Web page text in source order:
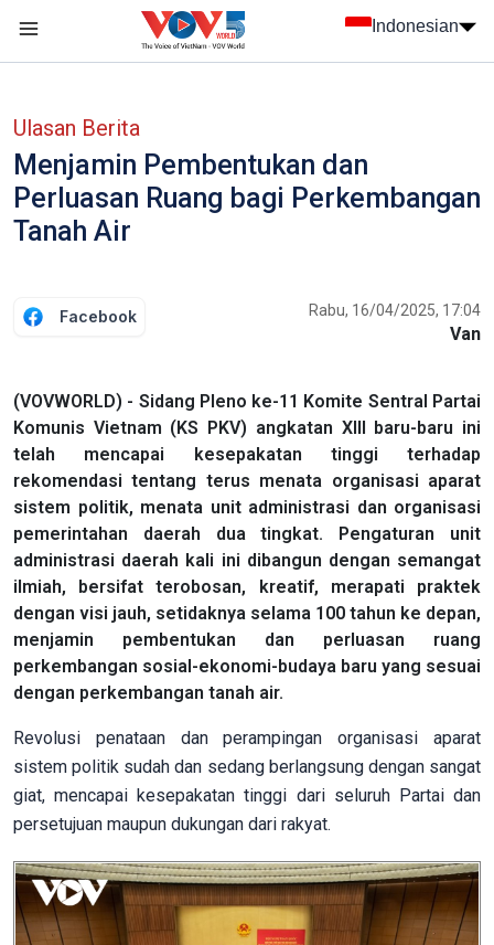
Indonesian
Ulasan Berita
Menjamin Pembentukan dan
Perluasan Ruang bagi Perkembangan
Tanah Air
Facebook Rabu, 16/04/2025, 17:04
Van
(VOVWORLD) - Sidang Pleno ke-11 Komite Sentral Partai
Komunis Vietnam (KS PKV) angkatan XIII baru-baru ini
telah mencapai kesepakatan tinggi terhadap
rekomendasi tentang terus menata organisasi aparat
sistem politik, menata unit administrasi dan organisasi
pemerintahan daerah dua tingkat. Pengaturan unit
administrasi daerah kali ini dibangun dengan semangat
ilmiah, bersifat terobosan, kreatif, merapati praktek
dengan visi jauh, setidaknya selama 100 tahun ke depan,
menjamin pembentukan dan perluasan ruang
perkembangan sosial-ekonomi-budaya baru yang sesuai
dengan perkembangan tanah air.
Revolusi penataan dan perampingan organisasi aparat
sistem politik sudah dan sedang berlangsung dengan sangat
giat, mencapai kesepakatan tinggi dari seluruh Partai dan
persetujuan maupun dukungan dari rakyat.